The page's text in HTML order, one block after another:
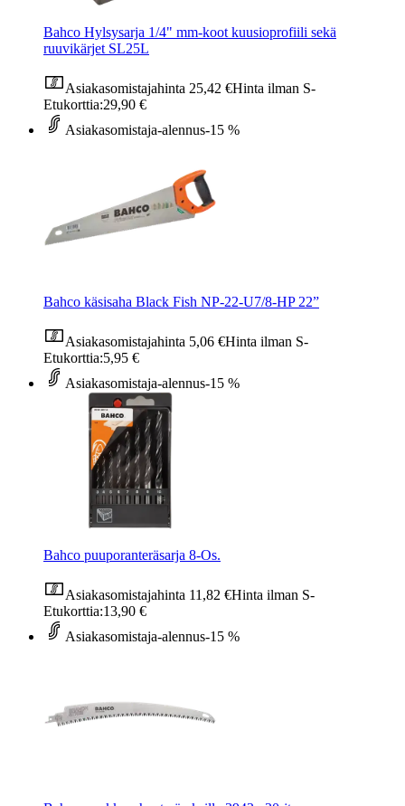
Bahco Hylsysarja 1/4" mm-koot kuusioprofiili sekä
ruuvikärjet SL25L
Asiakasomistajahinta 25,42 €Hinta ilman S-
Etukorttia:29,90 €
Asiakasomistaja-alennus-15 %
Bahco käsisaha Black Fish NP-22-U7/8-HP 22”
Asiakasomistajahinta 5,06 €Hinta ilman S-
Etukorttia:5,95 €
Asiakasomistaja-alennus-15 %
Bahco puuporanteräsarja 8-Os.
Asiakasomistajahinta 11,82 €Hinta ilman S-
Etukorttia:13,90 €
Asiakasomistaja-alennus-15 %